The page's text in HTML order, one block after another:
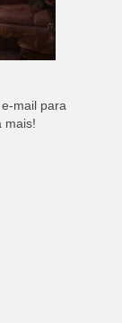
mail para
mais!